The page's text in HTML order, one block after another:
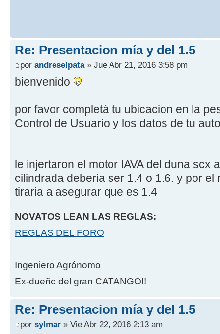
Re: Presentacion mía y del 1.5
por andreselpata» Jue Abr 21, 2016 3:58 pm
bienvenido
por favor completà tu ubicacion en la
Control de Usuario y los datos de tu
le injertaron el motor IAVA del duna scx
cilindrada deberia ser 1.4 o 1.6. y por el
tiraria a asegurar que es 1.4
NOVATOS LEAN LAS REGLAS:
REGLAS DEL FORO
Ingeniero Agrónomo
Ex-dueño del gran CATANGO!!
Re: Presentacion mía y del 1.5
por sylmar » Vie Abr 22, 2016 2:13 am